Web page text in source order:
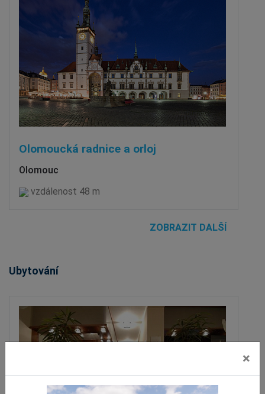
Olomoucká radnice a orloj
Olomouc
vzdálenost 48 m
ZOBRAZIT DALŠÍ
Ubytování
×